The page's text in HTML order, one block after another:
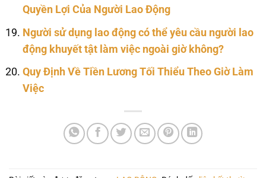
Quyền Lợi Của Người Lao Động
Người sử dụng lao động có thể yêu cầu người lao
động khuyết tật làm việc ngoài giờ không?
Quy Định Về Tiền Lương Tối Thiểu Theo Giờ Làm
Việc